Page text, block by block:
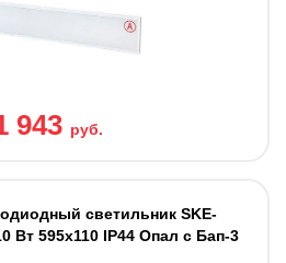
943 руб.
светильник SKE-
Вт 595x110 IP44 Опал с Бап-3